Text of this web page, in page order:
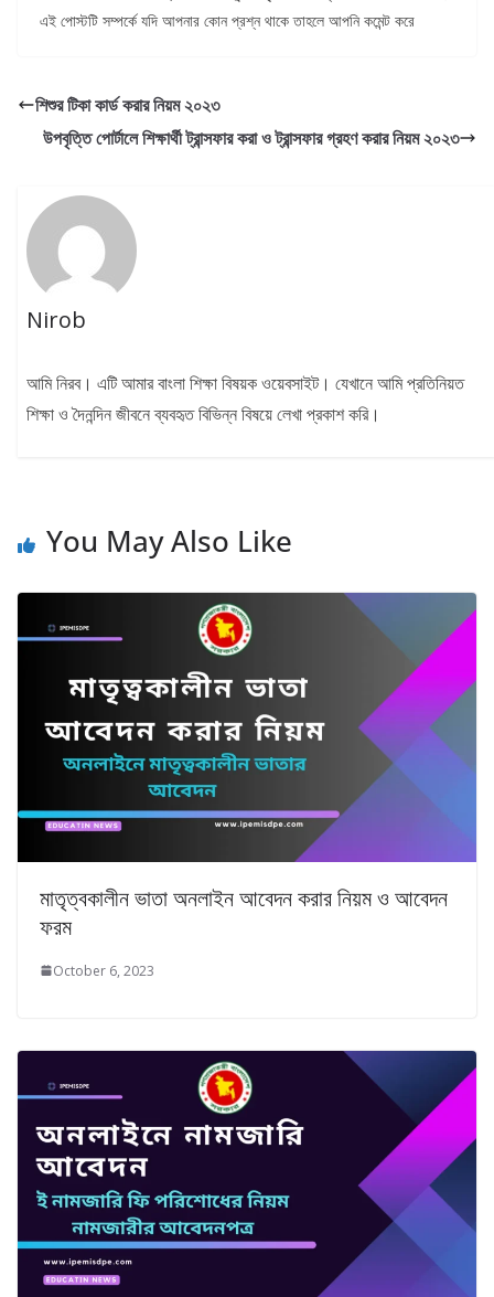
এই পোস্টটি সম্পর্কে যদি আপনার কোন প্রশ্ন থাকে তাহলে আপনি কমেন্ট করে
শিশুর টিকা কার্ড করার নিয়ম ২০২৩
উপবৃত্তি পোর্টালে শিক্ষার্থী ট্রান্সফার করা ও ট্রান্সফার গ্রহণ করার নিয়ম ২০২৩
Nirob
আমি নিরব। এটি আমার বাংলা শিক্ষা বিষয়ক ওয়েবসাইট। যেখানে আমি প্রতিনিয়ত
শিক্ষা ও দৈনন্দিন জীবনে ব্যবহৃত বিভিন্ন বিষয়ে লেখা প্রকাশ করি।
You May Also Like
মাতৃত্বকালীন ভাতা অনলাইন আবেদন করার নিয়ম ও আবেদন
ফরম
October 6, 2023